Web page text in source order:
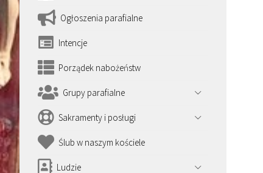
Ogłoszenia parafialne
Intencje
Porządek nabożeństw
Grupy parafialne
Sakramenty i posługi
Ślub w naszym kościele
Ludzie